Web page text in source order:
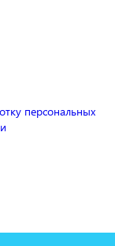
персональных